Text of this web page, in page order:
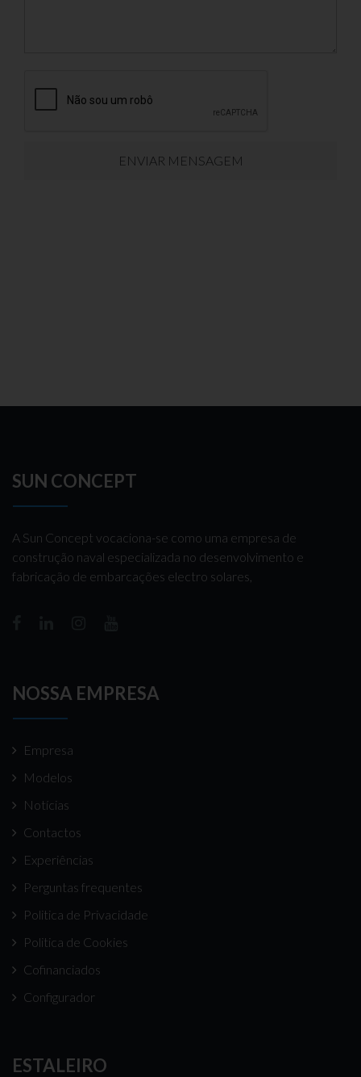
ENVIAR MENSAGEM
SUN CONCEPT
A Sun Concept vocaciona-se como uma empresa de
construção naval especializada no desenvolvimento e
fabricação de embarcações electro solares,
NOSSA EMPRESA
Empresa
Modelos
Notícias
Contactos
Experiências
Perguntas frequentes
Politica de Privacidade
Politica de Cookies
Cofinanciados
Configurador
ESTALEIRO